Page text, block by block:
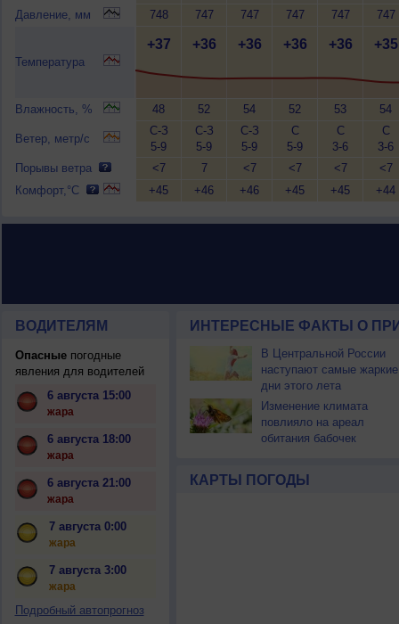
Давление, мм
Температура
Влажность, %
Ветер, метр/с
Порывы ветра
Комфорт,°C
748
+37
48
С-З
5-9
<7
+45
747
+36
52
С-З
5-9
7
+46
747
+36
54
С-З
5-9
<7
+46
747
+36
52
С
5-9
<7
+45
747
+36
53
С
3-6
<7
+45
747
+35
54
С
3-6
<7
+44
ВОДИТЕЛЯМ
Опасныепогодные
явления для водителей
6 августа 15:00
жара
6 августа 18:00
жара
6 августа 21:00
жара
7 августа 0:00
жара
7 августа 3:00
жара
Подробный автопрогноз
ИНТЕРЕСНЫЕ ФАКТЫ О
В Центральной России
наступают самые жаркие
дни этого лета
Изменение климата
повлияло на ареал
обитания бабочек
КАРТЫ ПОГОДЫ